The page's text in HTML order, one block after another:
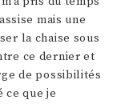
mais une
la chaise sous
ce dernier et
de possibilités
ce que je